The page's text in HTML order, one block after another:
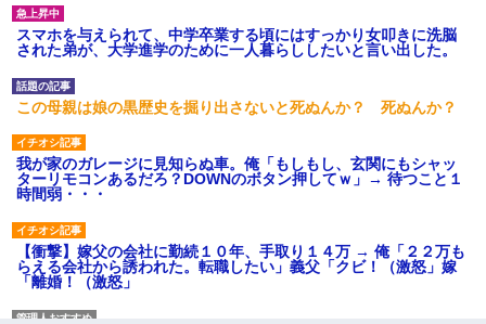
スマホを与えられて、中学卒業する頃にはすっかり女叩きに洗脳
された弟が、大学進学のために一人暮らししたいと言い出した。
この母親は娘の黒歴史を掘り出さないと死ぬんか？ 死ぬんか？
我が家のガレージに見知らぬ車。俺「もしもし、玄関にもシャッ
ターリモコンあるだろ？DOWNのボタン押してｗ」→ 待つこと１
時間弱・・・
【衝撃】嫁父の会社に勤続１０年、手取り１４万 → 俺「２２万も
らえる会社から誘われた。転職したい」義父「クビ！（激怒」嫁
「離婚！（激怒」